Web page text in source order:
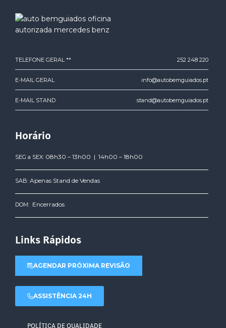
TELEFONE GERAL ** 252 248 220
E-MAIL GERAL info@autobemguiados.pt
E-MAIL STAND stand@autobemguiados.pt
Horário
SEG a SEX: 08h30 – 13h00 | 14h00 – 18h00
SAB: Apenas Stand de Vendas
DOM: Encerrados
Links Rápidos
AGENDAR PRÓXIMA REVISÃO
ASSISTÊNCIA 24H
POLÍTICA DE QUALIDADE